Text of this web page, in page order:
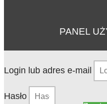
PANEL
Login lub adres e-mail
Hasło